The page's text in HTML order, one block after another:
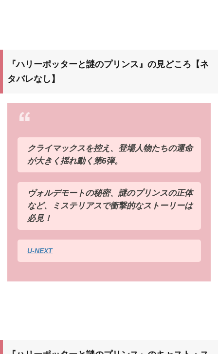
『ハリーポッターと謎のプリンス』の見どころ【ネ
タバレなし】
クライマックスを控え、登場人物たちの運命
が大きく揺れ動く第6弾。
ヴォルデモートの秘密、謎のプリンスの正体
など、ミステリアスで衝撃的なストーリーは
必見！
U-NEXT